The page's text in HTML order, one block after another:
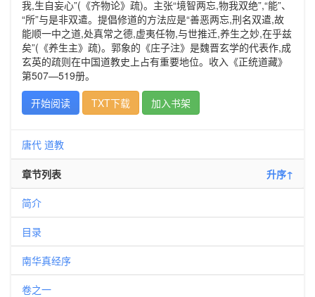
我,生自妄心”(《齐物论》疏)。主张“境智两忘,物我双绝”,“能”、
“所”与是非双遣。提倡修道的方法应是“善恶两忘,刑名双遣,故
能顺一中之道,处真常之德,虚夷任物,与世推迁,养生之妙,在乎兹
矣”(《养生主》疏)。郭象的《庄子注》是魏晋玄学的代表作,成
玄英的疏则在中国道教史上占有重要地位。收入《正统道藏》
第507—519册。
开始阅读
TXT下载 加入书架
唐代 道教
章节列表 升序↑
简介
目录
南华真经序
卷之一